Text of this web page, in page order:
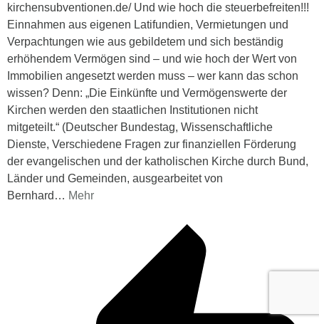
kirchensubventionen.de/ Und wie hoch die steuerbefreiten!!!
Einnahmen aus eigenen Latifundien, Vermietungen und
Verpachtungen wie aus gebildetem und sich beständig
erhöhendem Vermögen sind – und wie hoch der Wert von
Immobilien angesetzt werden muss – wer kann das schon
wissen? Denn: „Die Einkünfte und Vermögenswerte der
Kirchen werden den staatlichen Institutionen nicht
mitgeteilt.“ (Deutscher Bundestag, Wissenschaftliche
Dienste, Verschiedene Fragen zur finanziellen Förderung
der evangelischen und der katholischen Kirche durch Bund,
Länder und Gemeinden, ausgearbeitet von
Bernhard … Mehr